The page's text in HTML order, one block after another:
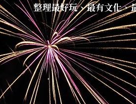
整理最好玩、最有文化、